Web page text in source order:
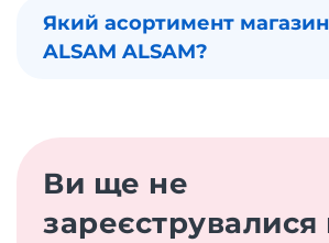
Який асортимент
ALSAM ALSAM?
Ви ще не
зареєструвалися